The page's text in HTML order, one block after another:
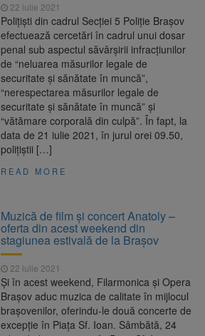
22 iulie 2021
Polițiști din cadrul Secției 5 Poliție Brașov
efectuează cercetări în cadrul unui dosar
penal sub aspectul săvârșirii infracțiunilor
de “neluarea măsurilor legale de
securitate și sănătate în muncă”,
“nerespectarea măsurilor legale de
securitate și sănătate în muncă” și
“vătămare corporală din culpă”. În fapt, la
data de 21 iulie 2021, în jurul orei 09.50,
polițiștii […]
READ MORE
Muzică de film și concert Anatoly –
oferta din acest weekend din
stagiunea estivală de la Brașov
22 iulie 2021
Și în acest weekend, Filarmonica și Opera
Brașov aduc muzica de calitate în mijlocul
brașovenilor, oferindu-le două concerte de
excepție în Piața Sf. Ioan. Sâmbătă, 24